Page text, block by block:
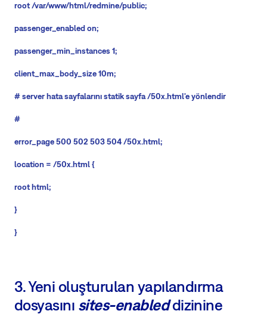
root /var/www/html/redmine/public;
passenger_enabled on;
passenger_min_instances 1;
client_max_body_size 10m;
# server hata sayfalarını statik sayfa /50x.html'e yönlendir
#
error_page 500 502 503 504 /50x.html;
location = /50x.html {
root html;
}
}
3. Yeni oluşturulan yapılandırma
dosyasını sites-enableddizinine